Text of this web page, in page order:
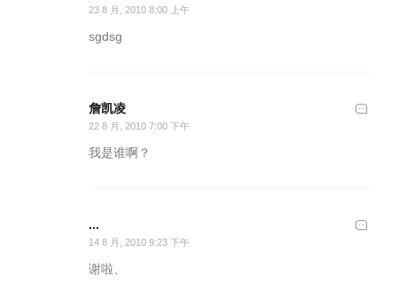
23 8 月, 2010 8:00 上午
sgdsg
詹凯凌
22 8 月, 2010 7:00 下午
我是谁啊？
...
14 8 月, 2010 9:23 下午
谢啦、